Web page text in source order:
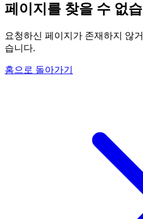
페이지를 찾을 수 없
요청하신 페이지가 존재하지 않
습니다.
홈으로 돌아가기